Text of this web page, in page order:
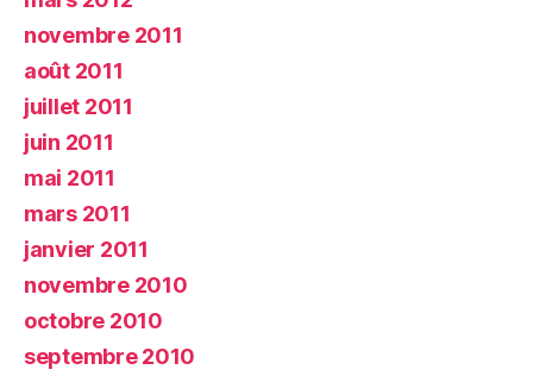
novembre 2011
août 2011
juillet 2011
juin 2011
mai 2011
mars 2011
janvier 2011
novembre 2010
octobre 2010
septembre 2010